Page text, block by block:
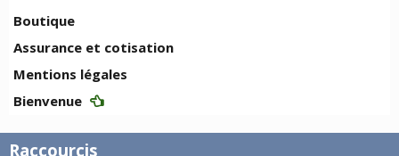
Boutique
Assurance et cotisation
Mentions légales
Bienvenue
Raccourcis